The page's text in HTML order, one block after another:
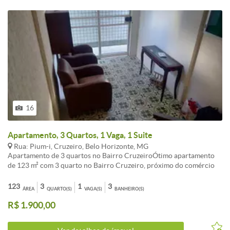
16
Apartamento, 3 Quartos, 1 Vaga, 1 Suite
Rua: Pium-i, Cruzeiro, Belo Horizonte, MG
Apartamento de 3 quartos no Bairro CruzeiroÓtimo apartamento
de 123 m² com 3 quarto no Bairro Cruzeiro, próximo do comércio
e Pellegrino.2 salas3 quartos com armáriossendo 1 suite3 banheiros
no totalCozinha com armários Área de Serviço1 vaga de
garagemInfraestruturaSalao de festa com
ÁREA
123 QUARTO(S)
3 VAGA(S)
1 BANHEIRO(S)
3
R$ 1.900,00